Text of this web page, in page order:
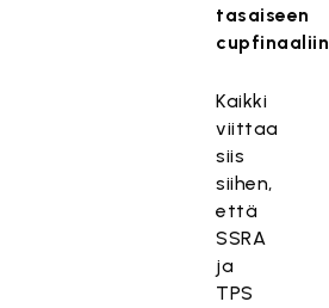
tasaiseen
cupfinaaliin
Kaikki
viittaa
siis
siihen,
että
SSRA
ja
TPS